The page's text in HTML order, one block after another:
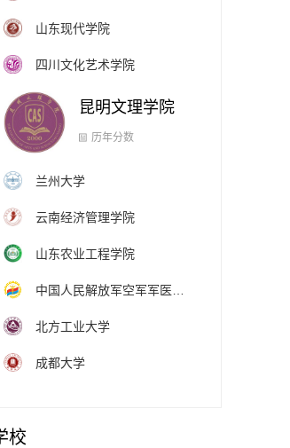
山东现代学院
四川文化艺术学院
昆明文理学院
历年分数
兰州大学
云南经济管理学院
山东农业工程学院
北方工业大学
成都大学
校